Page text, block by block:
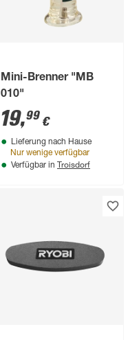
Mini-Brenner "MB
010"
19,99 €
Lieferung nach Hause
Nur wenige verfügbar
Verfügbar in Troisdorf